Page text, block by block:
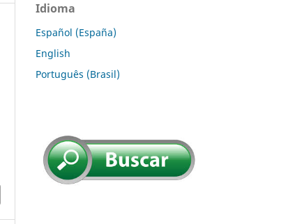
Idioma
Español (España)
English
Português (Brasil)